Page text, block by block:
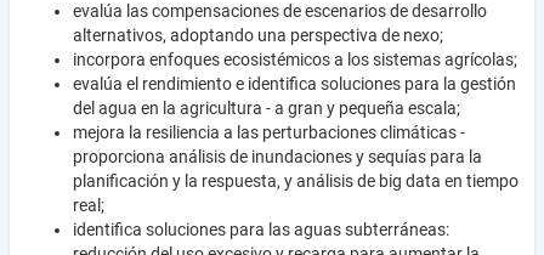
evalúa las compensaciones de escenarios de desarrollo
alternativos, adoptando una perspectiva de nexo;
incorpora enfoques ecosistémicos a los sistemas agrícolas;
evalúa el rendimiento e identifica soluciones para la gestión
del agua en la agricultura - a gran y pequeña escala;
mejora la resiliencia a las perturbaciones climáticas -
proporciona análisis de inundaciones y sequías para la
planificación y la respuesta, y análisis de big data en tiempo
real;
identifica soluciones para las aguas subterráneas: